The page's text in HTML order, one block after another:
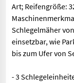
Art; Reifengröße:
Schlegelmäher
einsetzbar, wie
bis zum Ufer von
- 3